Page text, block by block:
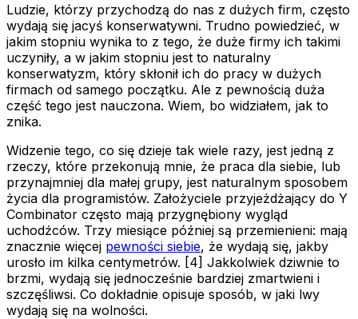
Ludzie, którzy przychodzą do nas z dużych firm, często
wydają się jacyś konserwatywni. Trudno powiedzieć, w
jakim stopniu wynika to z tego, że duże firmy ich takimi
uczyniły, a w jakim stopniu jest to naturalny
konserwatyzm, który skłonił ich do pracy w dużych
firmach od samego początku. Ale z pewnością duża
część tego jest nauczona. Wiem, bo widziałem, jak to
znika.
Widzenie tego, co się dzieje tak wiele razy, jest jedną z
rzeczy, które przekonują mnie, że praca dla siebie, lub
przynajmniej dla małej grupy, jest naturalnym sposobem
życia dla programistów. Założyciele przyjeżdżający do Y
Combinator często mają przygnębiony wygląd
uchodźców. Trzy miesiące później są przemienieni: mają
znacznie więcej pewności siebie, że wydają się, jakby
urosło im kilka centymetrów. [4] Jakkolwiek dziwnie to
brzmi, wydają się jednocześnie bardziej zmartwieni i
szczęśliwsi. Co dokładnie opisuje sposób, w jaki lwy
wydają się na wolności.